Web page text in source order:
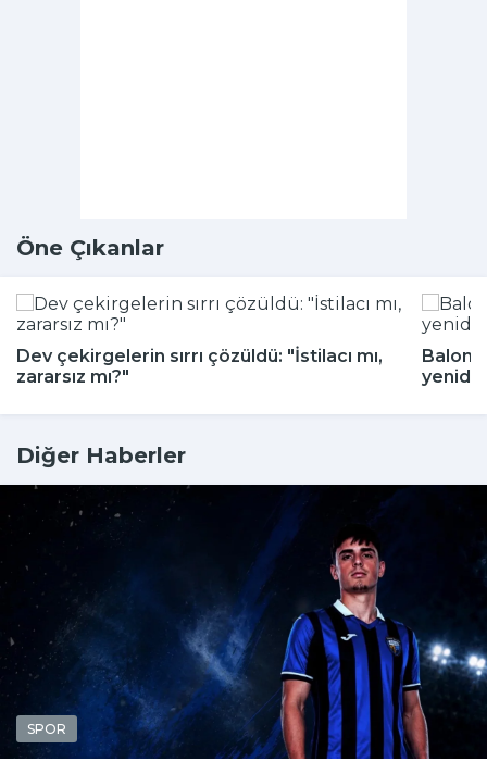
Öne Çıkanlar
Dev çekirgelerin sırrı çözüldü: "İstilacı mı,
zararsız mı?"
Balon
Diğer Haberler
SPOR